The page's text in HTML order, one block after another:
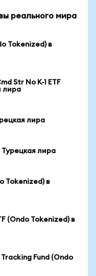
реального мира
Tokenized) в
Str No K-1 ETF
лира
лира
лира
Tokenized) в
(Ondo Tokenized) в
Fund (Ondo